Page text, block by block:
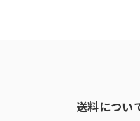
送料につい